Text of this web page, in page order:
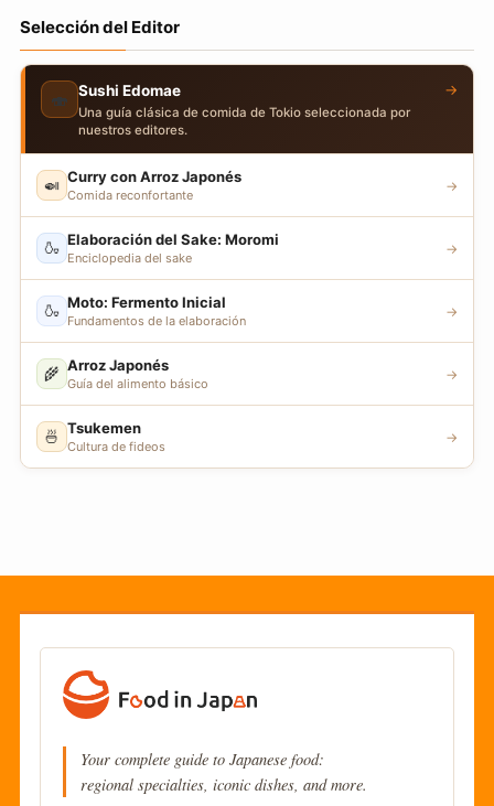
Selección del Editor
🍣 Sushi Edomae
Una guía clásica de comida de Tokio seleccionada por
nuestros editores.
→
🍛 Curry con Arroz Japonés
Comida reconfortante
→
🍶 Elaboración del Sake: Moromi
Enciclopedia del sake
→
🍶 Moto: Fermento Inicial
Fundamentos de la elaboración
→
🌾 Arroz Japonés
Guía del alimento básico
→
🍜 Tsukemen
Cultura de fideos
→
Your complete guide to Japanese food:
regional specialties, iconic dishes, and more.